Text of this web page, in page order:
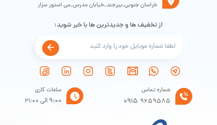
شماره تماس
0915 9659585
ساعات کاری
9:00 الی 21:00
خراسان جنوبی_بیرجند_خیابان مدرس_می استور سزار
از تخفیف ها و جدیدترین ها با خبر شوید: